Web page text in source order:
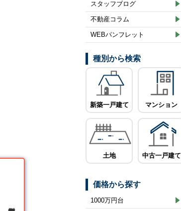
スタッフブログ
不動産コラム
WEBパンフレット
種別から検索
新築一戸建て マンション
土地 中古一戸建て
価格から探す
1000万円台